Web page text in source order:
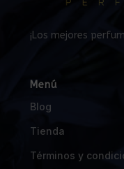
¡Los mejores
Menú
Blog
Tienda
Términos y